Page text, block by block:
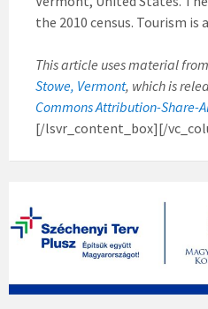
the 2010 census. Tourism
This article uses material
Stowe, Vermont, which is
Commons Attribution-Share-
[/lsvr_content_box][/